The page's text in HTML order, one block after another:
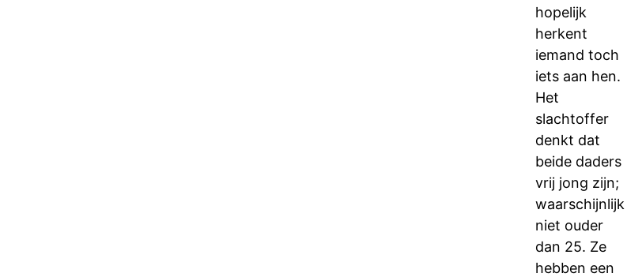
hopelijk
herkent
iemand toch
iets aan hen.
Het
slachtoffer
denkt dat
beide daders
vrij jong zijn;
waarschijnlijk
niet ouder
dan 25. Ze
hebben een